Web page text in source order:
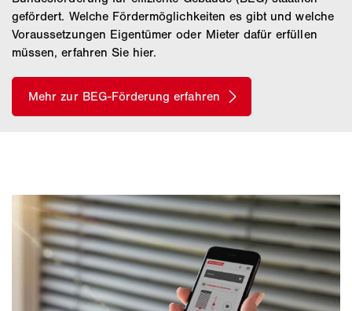
gefördert. Welche Fördermöglichkeiten es gibt und welche
Voraussetzungen Eigentümer oder Mieter dafür erfüllen
müssen, erfahren Sie hier.